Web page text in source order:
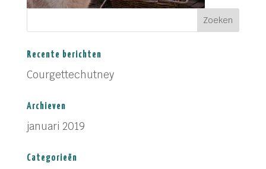
Recente berichten
Courgettechutney
Archieven
januari 2019
Categorieën